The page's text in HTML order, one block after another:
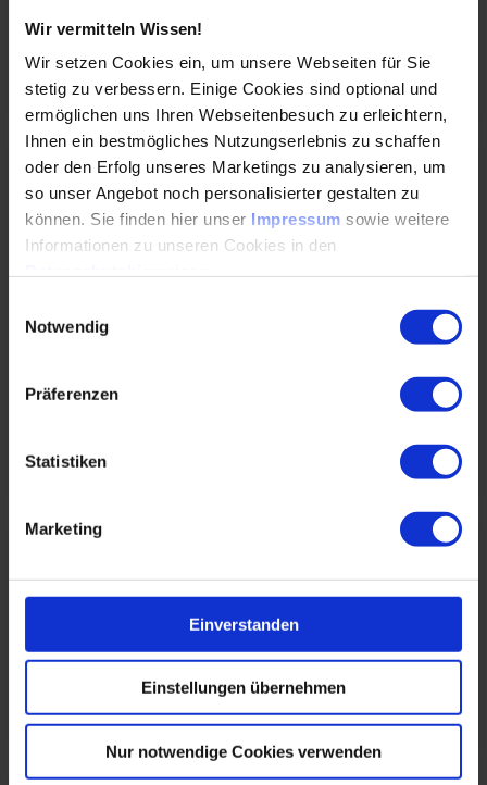
Wir vermitteln Wissen!
Wir setzen Cookies ein, um unsere Webseiten für Sie
stetig zu verbessern. Einige Cookies sind optional und
ermöglichen uns Ihren Webseitenbesuch zu erleichtern,
Ihnen ein bestmögliches Nutzungserlebnis zu schaffen
oder den Erfolg unseres Marketings zu analysieren, um
so unser Angebot noch personalisierter gestalten zu
können. Sie finden hier unser Impressum sowie weitere
Informationen zu unseren Cookies in den
Notwendig
Präferenzen
Statistiken
Marketing
Einverstanden
Einstellungen übernehmen
Nur notwendige Cookies verwenden
Experimentelle Modalanalyse – „Schnee von
gestern“?
24.08.2017
In Zeiten immer schnellerer Rechner,
leistungsfähiger Berechnungssoftware und
erscheint diese Frage…
WEITERLESEN
Augmented Reality für die digitale Zukunft
der Industrie
Futuristisch anmutende Technologien wie
Augmented und Mixed Reality zeigen am Anfang
häufig nicht das volle Potenzial. Die
Anwendungsmöglichkeiten für…